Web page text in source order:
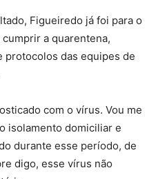
Figueiredo já foi para o
a quarentena,
protocolos das equipes de
com o vírus. Vou me
isolamento domiciliar e
durante esse período, de
digo, esse vírus não